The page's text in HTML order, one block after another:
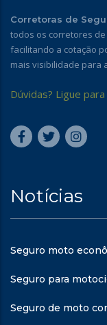
Corretoras de
todos os corretores
facilitando a cotação
mais visibilidade para
Dúvidas? Ligue para
Notícias
Seguro moto
Seguro para
Seguro de moto